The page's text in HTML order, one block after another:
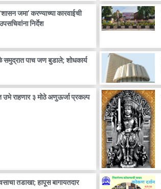
जमा’ करण्याच्या कारवाईची
निर्देश
पाच जण बुडाले; शोधकार्य
उभे राहणार ३ मोठे अणुऊर्जा प्रकल्प
तडाखा; हापूस बागायतदार